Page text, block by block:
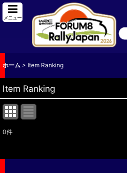
メニュー
ホーム > Item Ranking
Item Ranking
0件